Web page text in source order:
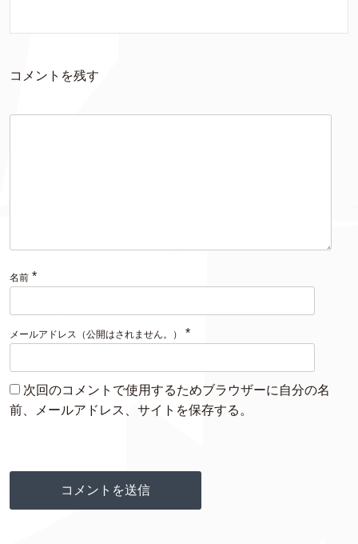
コメントを残す
名前 *
メールアドレス（公開はされません。） *
次回のコメントで使用するためブラウザーに自分の名
前、メールアドレス、サイトを保存する。